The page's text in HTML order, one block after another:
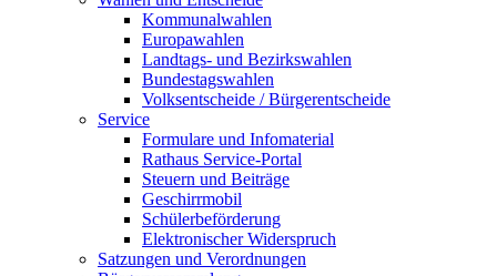
Kommunalwahlen
Europawahlen
Landtags- und Bezirkswahlen
Bundestagswahlen
Volksentscheide / Bürgerentscheide
Service
Formulare und Infomaterial
Rathaus Service-Portal
Steuern und Beiträge
Geschirrmobil
Schülerbeförderung
Elektronischer Widerspruch
Satzungen und Verordnungen